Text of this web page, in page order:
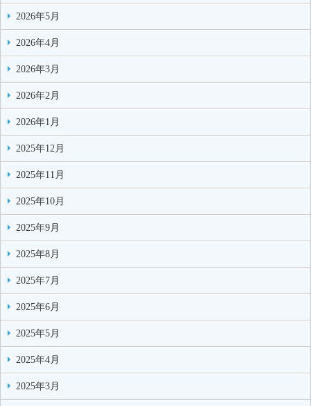
2026年5月
2026年4月
2026年3月
2026年2月
2026年1月
2025年12月
2025年11月
2025年10月
2025年9月
2025年8月
2025年7月
2025年6月
2025年5月
2025年4月
2025年3月